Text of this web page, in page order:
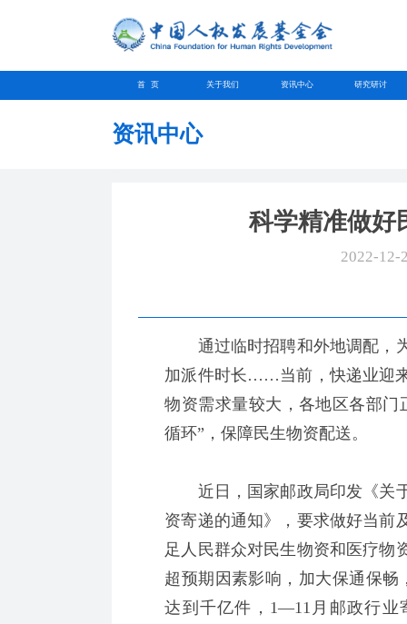
首 页 关于我们 资讯中心 研究研讨
资讯中心
科学精准做好
2022-12-
通过临时招聘和外地调配，为
加派件时长……当前，快递业迎
物资需求量较大，各地区各部
循环”，保障民生物资配送。
近日，国家邮政局印发《关于
资寄递的通知》，要求做好当前
足人民群众对民生物资和医疗物
超预期因素影响，加大保通保
达到千亿件，1—11月邮政行业